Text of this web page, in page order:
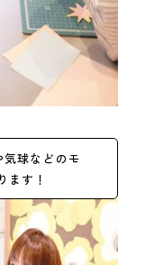
球などのモ
ます！